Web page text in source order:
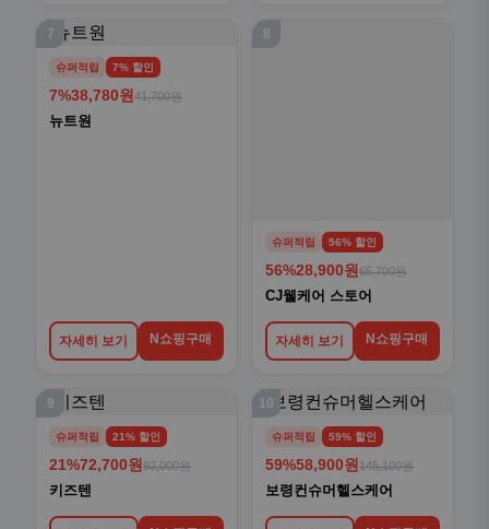
7
슈퍼적립 7% 할인
7%38,780원 41,700원
뉴트원
자세히 보기 N쇼핑구매
8
슈퍼적립 56% 할인
56%28,900원 65,700원
CJ웰케어 스토어
자세히 보기 N쇼핑구매
9
슈퍼적립 21% 할인
21%72,700원 92,000원
키즈텐
10
슈퍼적립 59% 할인
59%58,900원 145,100원
보령컨슈머헬스케어